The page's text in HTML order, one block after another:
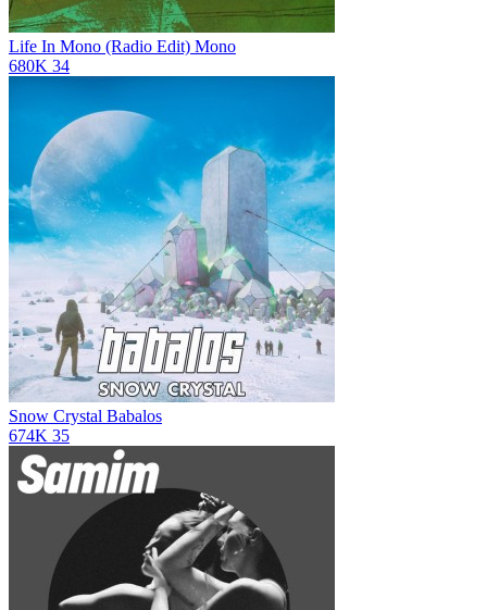
Life In Mono (Radio Edit) Mono
680K 34
Snow Crystal Babalos
674K 35